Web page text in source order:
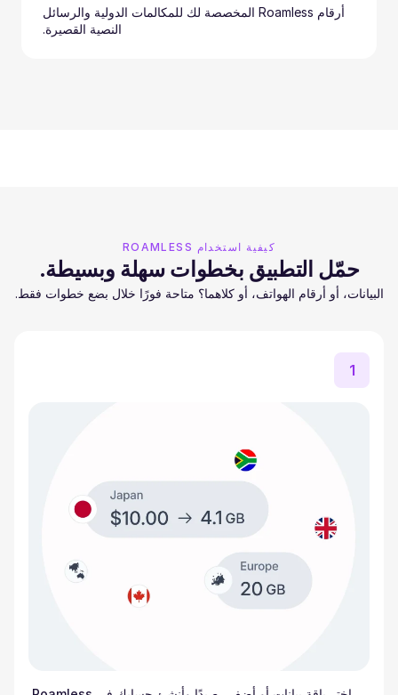
أرقام Roamless المخصصة لك للمكالمات الدولية والرسائل
النصية القصيرة.
كيفية استخدام ROAMLESS
حمّل التطبيق بخطوات سهلة وبسيطة.
البيانات، أو أرقام الهواتف، أو كلاهما؟ متاحة فورًا خلال بضع خطوات فقط.
1